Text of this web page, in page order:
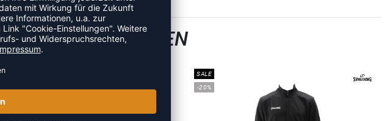
TRAININGSJACKEN
SALE
-20%